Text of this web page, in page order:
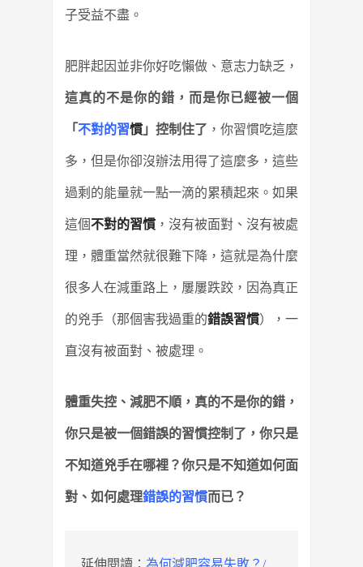
子受益不盡。
肥胖起因並非你好吃懶做、意志力缺乏，
這真的不是你的錯，而是你已經被一個
「不對的習慣 」控制住了 ，你習慣吃這麼
多，但是你卻沒辦法用得了這麼多，這些
過剩的能量就一點一滴的累積起來。如果
這個不對的習慣 ，沒有被面對、沒有被處
理，體重當然就很難下降，這就是為什麼
很多人在減重路上，屢屢跌跤，因為真正
的兇手（那個害我過重的錯誤習慣），一
直沒有被面對、被處理。
體重失控、減肥不順，真的不是你的錯，
你只是被一個錯誤的習慣控制了，你只是
不知道兇手在哪裡？你只是不知道如何面
對、如何處理錯誤的習慣而已？
延伸閱讀： 為何減肥容易失敗？/